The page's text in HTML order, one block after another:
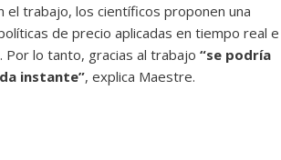
el trabajo, los científicos proponen una
de precio aplicadas en tiempo real e
lo tanto, gracias al trabajo “se podría
instante”, explica Maestre.